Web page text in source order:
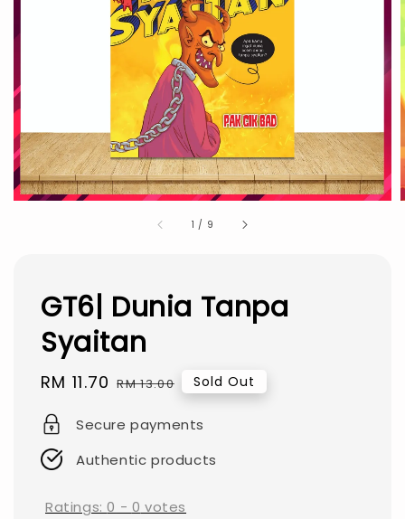
1 / 9
GT6| Dunia Tanpa
Syaitan
Sale
RM 11.70 Regular
RM 13.00 Sold Out
Secure payments
Authentic products
Ratings:0 - 0 votes